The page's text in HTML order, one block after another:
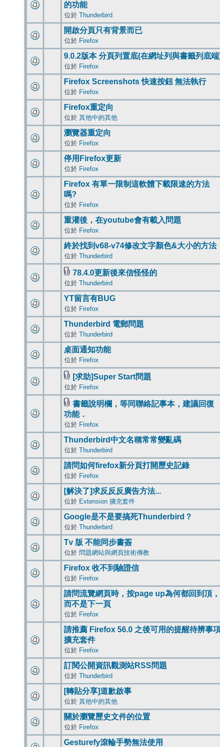
的功能
位於 Thunderbird
開啟分頁只有背景而已
位於 Firefox
9.0.2版本 分頁列置底(在網址列與書籤列底
位於 Firefox
Firefox Screenshots 快速按鈕 無法執行
位於 Firefox
Firefox重定向
位於 其他中的其他
瀏覽器重定向
位於 Firefox
停用Firefox更新
位於 Firefox
Firefox 有單一限制這軟體下載限速的方法
嗎?
位於 Firefox
重灌後，在youtube會有載入問題
位於 Firefox
終於找到v68-v74修改文字顏色&大小的方法
位於 Thunderbird
78.4.0更新後來信怪怪的
位於 Thunderbird
YT留言有BUG
位於 Firefox
Thunderbird 電郵問題
位於 Thunderbird
桌面通知功能
位於 Firefox
[求助]Super Start問題
位於 Firefox
書籤說明欄，等同聯絡記事本，建議回復
功能．
位於 Firefox
Thunderbird中文名稱常常變亂碼
位於 Thunderbird
請問如何firefox新分頁打開歷史記錄
位於 Firefox
[解決了]求反反反廣告方法...
位於 Extension 擴充套件
Google是不是要搞死Thunderbird？
位於 Thunderbird
Tv 版 不能同步書簽
位於 問題網站與網頁技術傳教
Firefox 收不到驗證信
位於 Firefox
請問流覽網頁時，按page up為何都回到頂，
而不是下一頁
位於 Firefox
請推薦 Firefox 56.0 之後可用的提醒待辨事
擴充套件
位於 Firefox
訂閱公開資訊觀測站RSS問題
位於 Thunderbird
[轉貼分享]道歉啟事
位於 其他中的其他
關於瀏覽歷史文件的位置
位於 Firefox
Gesturefy滾輪手勢無法使用